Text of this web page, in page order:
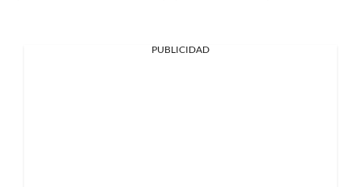
PUBLICIDAD